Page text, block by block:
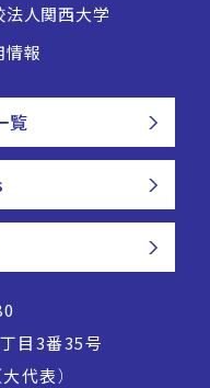
法人関西大学
情報
覧
目3番35号
代表）